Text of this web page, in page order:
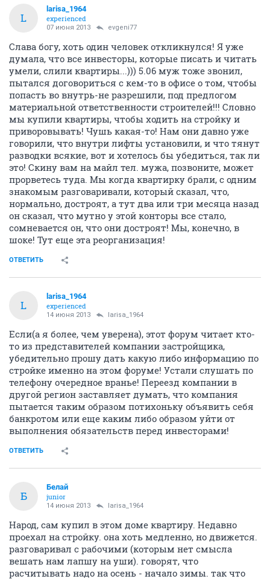
L
larisa_1964
experienced
07 июня 2013 evgeni77
Слава богу, хоть один человек откликнулся! Я уже
думала, что все инвесторы, которые писать и читать
умели, слили квартиры...))) 5.06 муж тоже звонил,
пытался договориться с кем-то в офисе о том, чтобы
попасть во внутрь-не разрешили, под предлогом
материальной ответственности строителей!!! Словно
мы купили квартиры, чтобы ходить на стройку и
приворовывать! Чушь какая-то! Нам они давно уже
говорили, что внутри лифты установили, и что тянут
разводки всякие, вот и хотелось бы убедиться, так ли
это! Скину вам на майл тел. мужа, позвоните, может
прорветесь туда. Мы когда квартирку брали, с одним
знакомым разговаривали, который сказал, что,
нормально, достроят, а тут два или три месяца назад
он сказал, что мутно у этой конторы все стало,
сомневается он, что они достроят! Мы, конечно, в
шоке! Тут еще эта реорганизация!
ОТВЕТИТЬ
L
larisa_1964
experienced
14 июня 2013 larisa_1964
Если(а я более, чем уверена), этот форум читает кто-
то из представителей компании застройщика,
убедительно прошу дать какую либо информацию по
стройке именно на этом форуме! Устали слушать по
телефону очередное вранье! Переезд компании в
другой регион заставляет думать, что компания
пытается таким образом потихоньку объявить себя
банкротом или еще каким либо образом уйти от
выполнения обязательств перед инвесторами!
ОТВЕТИТЬ
Б
Белай
junior
14 июня 2013 larisa_1964
Народ, сам купил в этом доме квартиру. Недавно
проехал на стройку. она хоть медленно, но движется.
разговаривал с рабочими (которым нет смысла
вешать нам лапшу на уши). говорят, что
расчитывать надо на осень - начало зимы. так что